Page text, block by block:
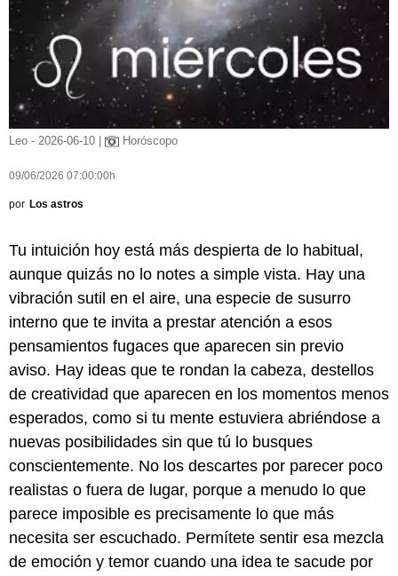
Leo - 2026-06-10 | Horóscopo
09/06/2026 07:00:00h
por Los astros
Tu intuición hoy está más despierta de lo habitual,
aunque quizás no lo notes a simple vista. Hay una
vibración sutil en el aire, una especie de susurro
interno que te invita a prestar atención a esos
pensamientos fugaces que aparecen sin previo
aviso. Hay ideas que te rondan la cabeza, destellos
de creatividad que aparecen en los momentos menos
esperados, como si tu mente estuviera abriéndose a
nuevas posibilidades sin que tú lo busques
conscientemente. No los descartes por parecer poco
realistas o fuera de lugar, porque a menudo lo que
parece imposible es precisamente lo que más
necesita ser escuchado. Permítete sentir esa mezcla
de emoción y temor cuando una idea te sacude por